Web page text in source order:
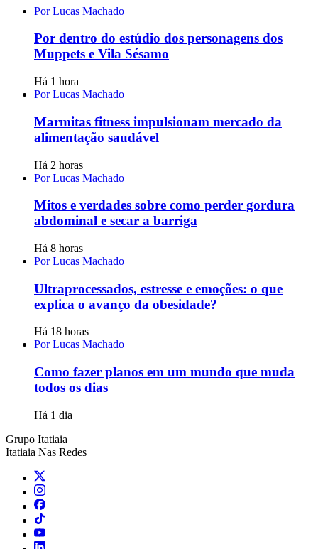
Por Lucas Machado
Por dentro do estúdio dos personagens dos
Muppets e Vila Sésamo
Há 1 hora
Por Lucas Machado
Marmitas fitness impulsionam mercado da
alimentação saudável
Há 2 horas
Por Lucas Machado
Mitos e verdades sobre como perder gordura
abdominal e secar a barriga
Há 8 horas
Por Lucas Machado
Ultraprocessados, estresse e emoções: o que
explica o avanço da obesidade?
Há 18 horas
Por Lucas Machado
Como fazer planos em um mundo que muda
todos os dias
Há 1 dia
Grupo Itatiaia
Itatiaia Nas Redes